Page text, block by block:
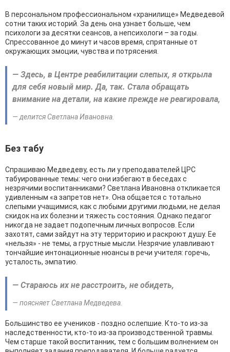
В персональном профессиональном «хранилище» Медведевой
сотни таких историй. За день она узнает больше, чем
психологи за десятки сеансов, а непсихологи – за годы.
Спрессованное до минут и часов время, спрятанные от
окружающих эмоции, чувства и потрясения.
— Здесь, в Центре реабилитации слепых, я открыла
для себя новый мир. Да, так. Стала обращать
внимание на детали, на какие прежде не реагировала,
— делится Светлана Ивановна.
Без табу
Спрашиваю Медведеву, есть ли у преподавателей ЦРС
табуированные темы: чего они избегают в беседах с
незрячими воспитанниками? Светлана Ивановна откликается
удивленным «а запретов нет». Она общается с тотально
слепыми учащимися, как с любыми другими людьми, не делая
скидок на их болезни и тяжесть состояния. Однако педагог
никогда не задает подопечным личных вопросов. Если
захотят, сами зайдут на эту территорию и раскроют душу. Ее
«нельзя» - не темы, а грустные мысли. Незрячие улавливают
тончайшие интонационные нюансы в речи учителя: горечь,
усталость, эмпатию.
— Стараюсь их не расстроить, не обидеть,
— поясняет Светлана Медведева.
Большинство ее учеников - поздно ослепшие. Кто-то из-за
наследственности, кто-то из-за производственной травмы.
Чем старше такой воспитанник, тем с большим волнением он